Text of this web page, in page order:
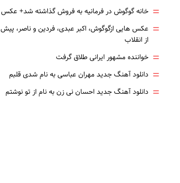
= خانه گوگوش در فرمانیه به فروش گذاشته شد+ عکس
= عکس هایی ازگوگوش، اکبر عبدی، فردین و ناصر، پیش
از انقلاب
= خواننده مشهور ایرانی طلاق گرفت
= دانلود آهنگ جدید مهران عباسی به نام شدی قلبم
= دانلود آهنگ جدید احسان نی زن به نام از تو نوشتم